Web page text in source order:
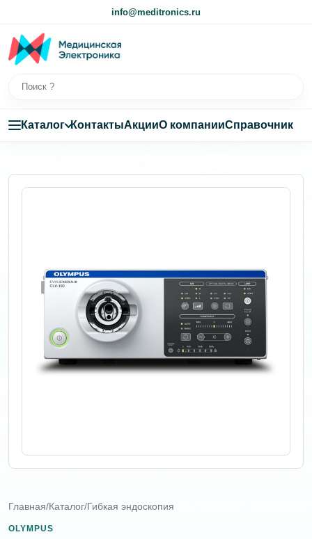
info@meditronics.ru
Каталог КонтактыАкцииО компанииСправочник
Главная/Каталог/Гибкая эндоскопия
OLYMPUS